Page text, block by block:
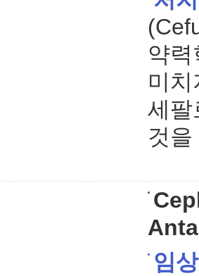
약
미
세팔
것
임